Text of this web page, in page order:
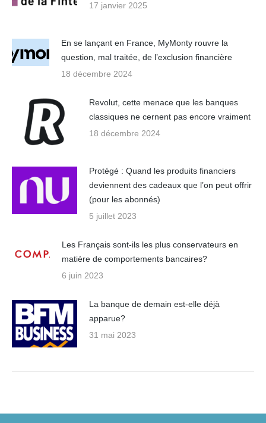
17 janvier 2025
En se lançant en France, MyMonty rouvre la
question, mal traitée, de l’exclusion financière
18 décembre 2024
Revolut, cette menace que les banques
classiques ne cernent pas encore vraiment
18 décembre 2024
Protégé : Quand les produits financiers
deviennent des cadeaux que l’on peut offrir
(pour les abonnés)
5 juillet 2023
Les Français sont-ils les plus conservateurs en
matière de comportements bancaires?
6 juin 2023
La banque de demain est-elle déjà
apparue?
31 mai 2023